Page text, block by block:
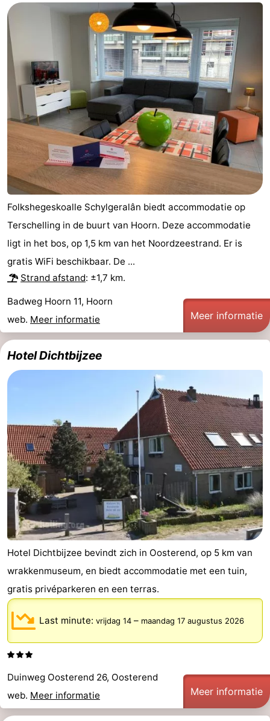
Folkshegeskoalle Schylgeralân biedt accommodatie op
Terschelling in de buurt van Hoorn. Deze accommodatie
ligt in het bos, op 1,5 km van het Noordzeestrand. Er is
gratis WiFi beschikbaar. De ...
Strand afstand: ±1,7 km.
Badweg Hoorn 11, Hoorn
web. Meer informatie Meer informatie
Hotel Dichtbijzee
Hotel Dichtbijzee bevindt zich in Oosterend, op 5 km van
wrakkenmuseum, en biedt accommodatie met een tuin,
gratis privéparkeren en een terras.
Last minute: vrijdag 14 – maandag 17 augustus 2026
Duinweg Oosterend 26, Oosterend
web. Meer informatie Meer informatie